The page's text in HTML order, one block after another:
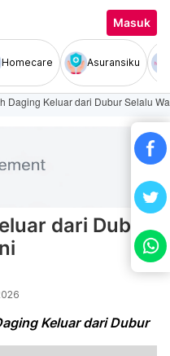
Masuk
Homecare Asuransiku
Daging Keluar dari Dubur Selalu
dari Dubur
Keluar dari Dubur